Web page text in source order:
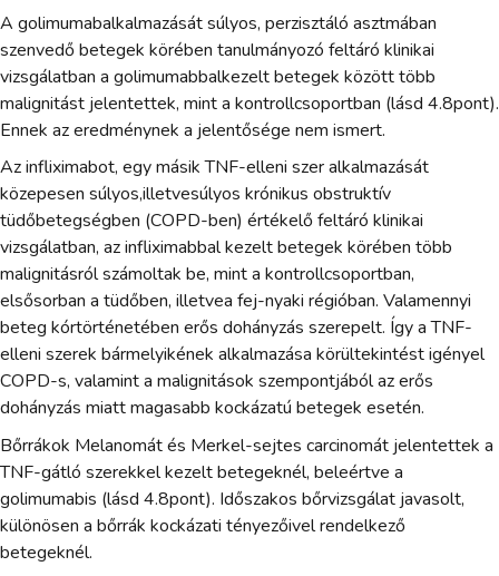
A golimumabalkalmazását súlyos, perzisztáló asztmában
szenvedő betegek körében tanulmányozó feltáró klinikai
vizsgálatban a golimumabbalkezelt betegek között több
malignitást jelentettek, mint a kontrollcsoportban (lásd 4.8pont).
Ennek az eredménynek a jelentősége nem ismert.
Az infliximabot, egy másik TNF-elleni szer alkalmazását
közepesen súlyos,illetvesúlyos krónikus obstruktív
tüdőbetegségben (COPD-ben) értékelő feltáró klinikai
vizsgálatban, az infliximabbal kezelt betegek körében több
malignitásról számoltak be, mint a kontrollcsoportban,
elsősorban a tüdőben, illetvea fej-nyaki régióban. Valamennyi
beteg kórtörténetében erős dohányzás szerepelt. Így a TNF-
elleni szerek bármelyikének alkalmazása körültekintést igényel
COPD-s, valamint a malignitások szempontjából az erős
dohányzás miatt magasabb kockázatú betegek esetén.
Bőrrákok Melanomát és Merkel-sejtes carcinomát jelentettek a
TNF-gátló szerekkel kezelt betegeknél, beleértve a
golimumabis (lásd 4.8pont). Időszakos bőrvizsgálat javasolt,
különösen a bőrrák kockázati tényezőivel rendelkező
betegeknél.